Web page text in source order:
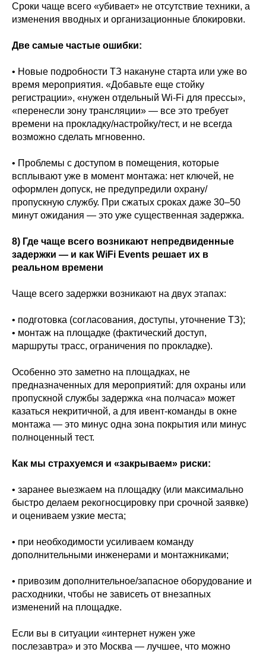
Сроки чаще всего «убивает» не отсутствие техники, а
изменения вводных и организационные блокировки.
Две самые частые ошибки:
• Новые подробности ТЗ накануне старта или уже во
время мероприятия. «Добавьте еще стойку
регистрации», «нужен отдельный Wi‑Fi для прессы»,
«перенесли зону трансляции» — все это требует
времени на прокладку/настройку/тест, и не всегда
возможно сделать мгновенно.
• Проблемы с доступом в помещения, которые
всплывают уже в момент монтажа: нет ключей, не
оформлен допуск, не предупредили охрану/
пропускную службу. При сжатых сроках даже 30–50
минут ожидания — это уже существенная задержка.
8) Где чаще всего возникают непредвиденные
задержки — и как WiFi Events решает их в
реальном времени
Чаще всего задержки возникают на двух этапах:
• подготовка (согласования, доступы, уточнение ТЗ);
• монтаж на площадке (фактический доступ,
маршруты трасс, ограничения по прокладке).
Особенно это заметно на площадках, не
предназначенных для мероприятий: для охраны или
пропускной службы задержка «на полчаса» может
казаться некритичной, а для ивент‑команды в окне
монтажа — это минус одна зона покрытия или минус
полноценный тест.
Как мы страхуемся и «закрываем» риски:
• заранее выезжаем на площадку (или максимально
быстро делаем рекогносцировку при срочной заявке)
и оцениваем узкие места;
• при необходимости усиливаем команду
дополнительными инженерами и монтажниками;
• привозим дополнительное/запасное оборудование и
расходники, чтобы не зависеть от внезапных
изменений на площадке.
Если вы в ситуации «интернет нужен уже
послезавтра» и это Москва — лучшее, что можно